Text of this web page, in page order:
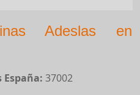
Adeslas en
España: 37002